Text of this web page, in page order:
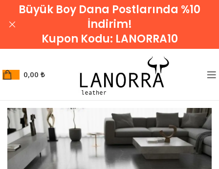
0,00 ₺
Büyük Boy Dana Postlarında %10
İndirim!
Kupon Kodu: LANORRA10